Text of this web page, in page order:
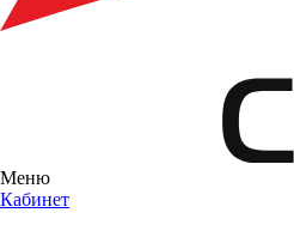
Меню
Кабинет